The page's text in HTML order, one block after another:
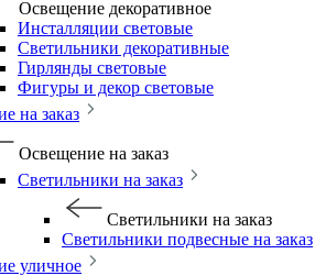
Освещение декоративное
Инсталляции световые
Светильники декоративные
Гирлянды световые
Фигуры и декор световые
на заказ
Освещение на заказ
Светильники на заказ
Светильники на заказ
Светильники подвесные на заказ
уличное